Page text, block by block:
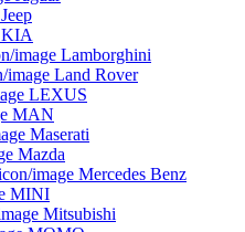
Jeep
KIA
Lamborghini
Land Rover
LEXUS
MAN
Maserati
Mazda
Mercedes Benz
MINI
Mitsubishi